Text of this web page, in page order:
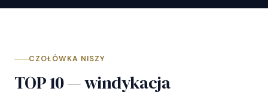
CZOŁÓWKA NISZY
TOP 10 — windykacja